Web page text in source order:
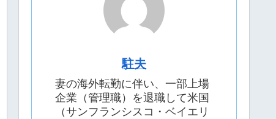
駐夫
妻の海外転勤に伴い、一部上場
企業（管理職）を退職して米国
（サンフランシスコ・ベイエリ